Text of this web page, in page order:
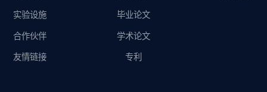
实验设施
合作伙伴
友情链接
毕业论文
学术论文
专利